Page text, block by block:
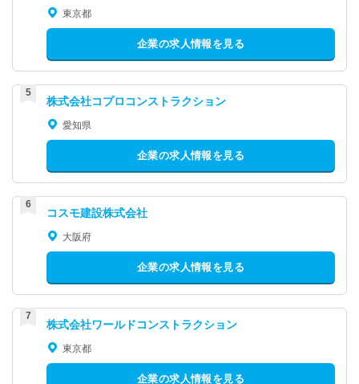
東京都
企業の求人情報を見る
株式会社コプロコンストラクション
愛知県
企業の求人情報を見る
コスモ建設株式会社
大阪府
企業の求人情報を見る
株式会社ワールドコンストラクション
東京都
企業の求人情報を見る